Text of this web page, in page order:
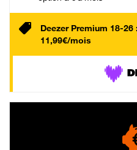
Deezer Premium 18-
11,99€/mois